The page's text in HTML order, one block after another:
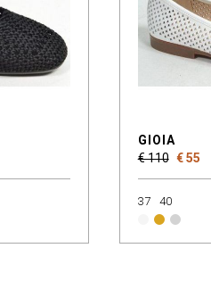
GIOIA
€ 110 € 55
37 40